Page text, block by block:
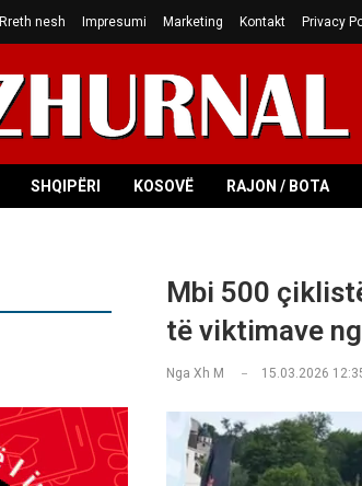
Rreth nesh Impresumi Marketing Kontakt Privacy
SHQIPËRI KOSOVË RAJON / BOTA
Mbi 500
të viktimave
Nga Xh M 15.03.2026